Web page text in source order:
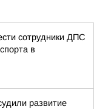
сотрудники ДПС
в
развитие